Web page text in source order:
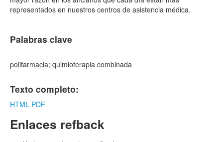
representados en nuestros centros de asistencia médica.
Palabras clave
polifarmacia; quimioterapia combinada
Texto completo:
HTML PDF
Enlaces refback